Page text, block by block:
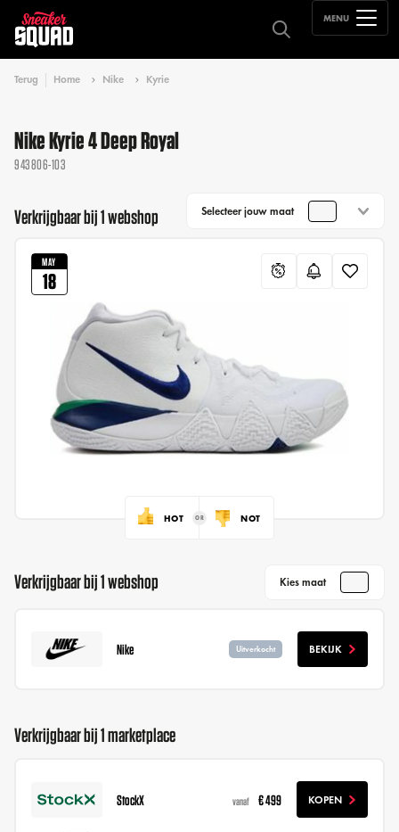
MENU
Terug Home Nike Kyrie
Nike Kyrie 4 Deep Royal
943806-103
Verkrijgbaar bij 1 webshop Selecteer jouw maat
MAY
18
HOT NOT
Verkrijgbaar bij 1 webshop Kies maat
Nike Uitverkocht BEKIJK
Verkrijgbaar bij 1 marketplace
StockX vanaf € 499 KOPEN